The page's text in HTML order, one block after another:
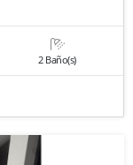
2 Baño(s)